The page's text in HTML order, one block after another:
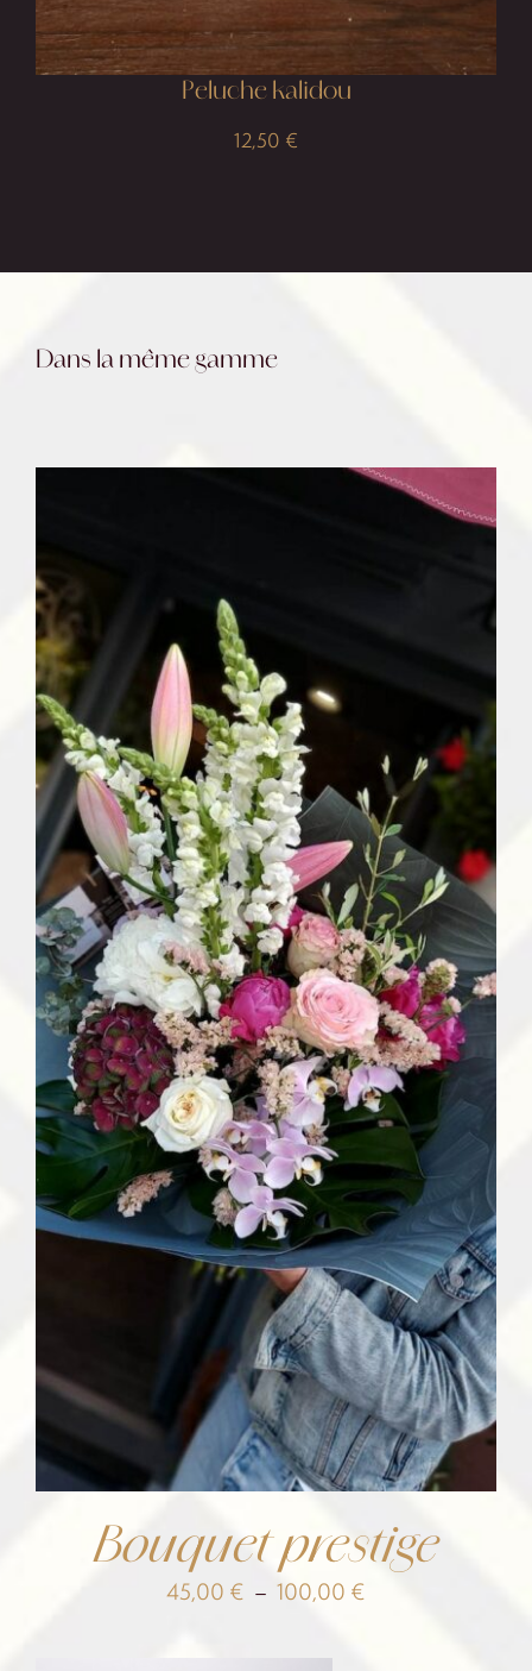
Peluche kalidou
12,50 €
Dans la même gamme
Bouquet prestige
45,00 € – 100,00 €